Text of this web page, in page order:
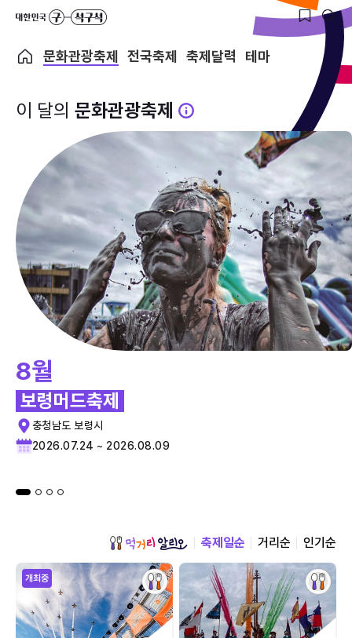
문화관광축제 전국축제 축제달력 테마
이 달의 문화관광축제
8월
보령머드축제
충청남도 보령시
2026.07.24 ~ 2026.08.09
축제일순 거리순 인기순
개최중